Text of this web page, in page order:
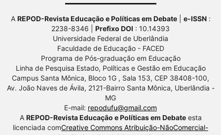
A REPOD-Revista Educação e Políticas em Debate| e-ISSN:
2238-8346 | Prefixo DOI : 10.14393
Universidade Federal de Uberlândia
Faculdade de Educação - FACED
Programa de Pós-graduação em Educação
Linha de Pesquisa Estado, Políticas e Gestão em Educação
Campus Santa Mônica, Bloco 1G , Sala 153, CEP 38408-100,
Av. João Naves de Ávila, 2121-Bairro Santa Mônica, Uberlândia -
MG
E-mail: repodufu@gmail.com
A REPOD-Revista Educação e Políticas em Debateesta
licenciada comCreative Commons Atribuição-NãoComercial-